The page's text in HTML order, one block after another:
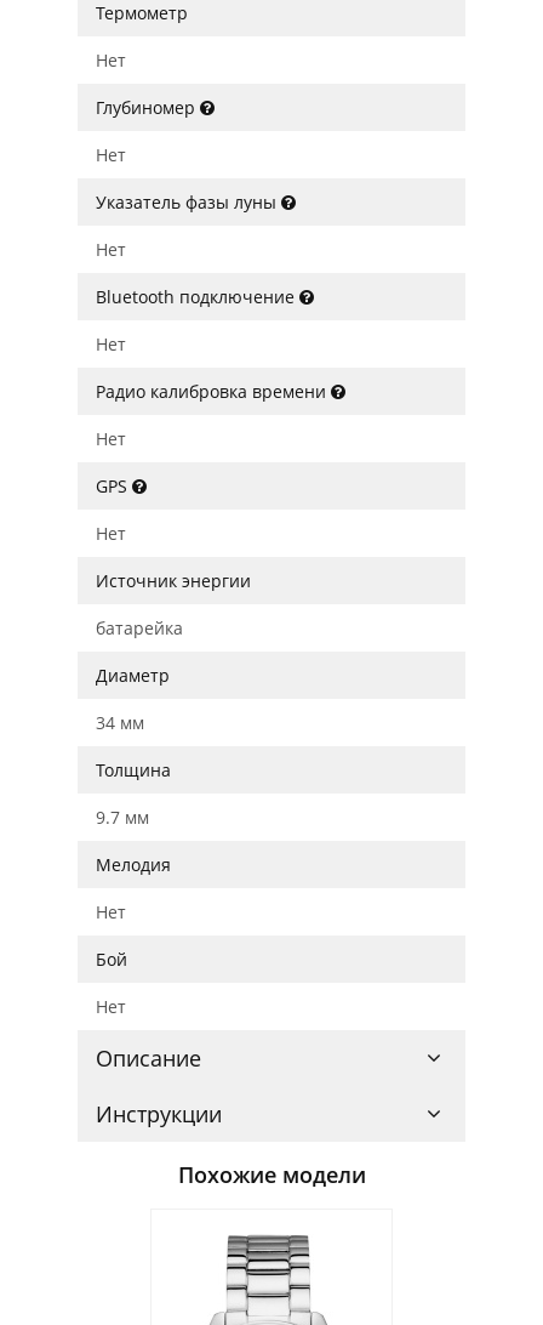
Термометр
Нет
Глубиномер
Нет
Указатель фазы луны
Нет
Bluetooth подключение
Нет
Радио калибровка времени
Нет
GPS
Нет
Источник энергии
батарейка
Диаметр
34 мм
Толщина
9.7 мм
Мелодия
Нет
Бой
Нет
Описание
Инструкции
Похожие модели